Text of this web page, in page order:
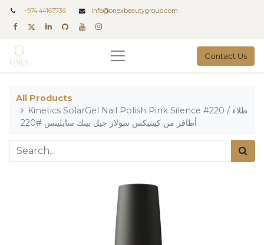
+974 44167736 info@onexbeautygroup.com
Contact Us
All Products
Kinetics SolarGel Nail Polish Pink Silence #220 / طلاء
أظافر من كينتيكس سولار جيل بينك سايلينس #220